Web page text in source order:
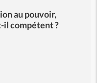
au pouvoir,
il compétent ?